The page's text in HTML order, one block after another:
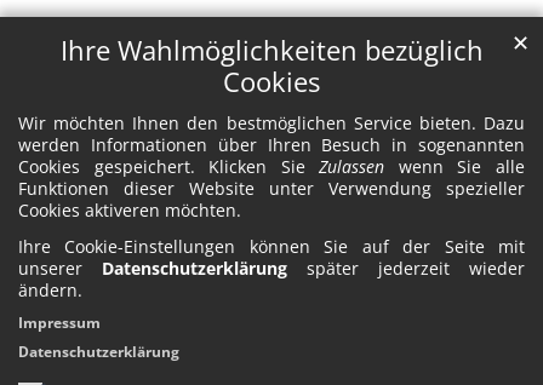
Ihre Wahlmöglichkeiten bezüglich
Cookies
Wir möchten Ihnen den bestmöglichen Service bieten. Dazu
werden Informationen über Ihren Besuch in sogenannten
Cookies gespeichert. Klicken SieZulassen wenn Sie alle
Funktionen dieser Website unter Verwendung spezieller
Cookies aktiveren möchten.
Ihre Cookie-Einstellungen können Sie auf der Seite mit
unserer Datenschutzerklärung später jederzeit wieder
ändern.
✕
Impressum
Datenschutzerklärung